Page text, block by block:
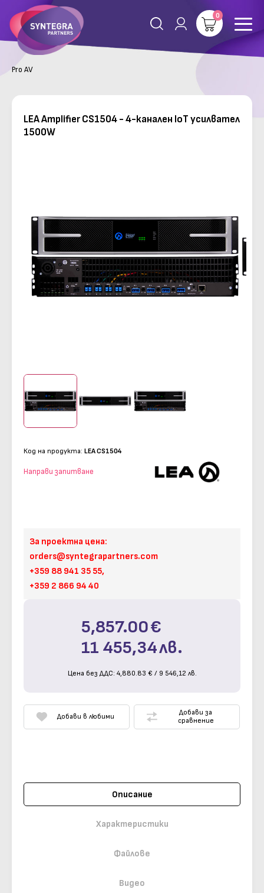
0
Pro AV
LEA Amplifier CS1504 - 4-канален IoT усилвател
1500W
Код на продукта: LEA CS1504
Направи запитване
За проектна цена:
orders@syntegrapartners.com
+359 88 941 35 55,
+359 2 866 94 40
5,857.00€
11 455,34лв.
Цена без ДДС: 4,880.83 € / 9 546,12 лв.
Добави в любими
Добави за
сравнение
Описание
Характеристики
Файлове
Видео